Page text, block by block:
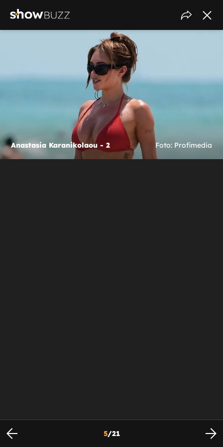
Anastasia Karanikolaou - 2 Foto: Profimedia
5/21